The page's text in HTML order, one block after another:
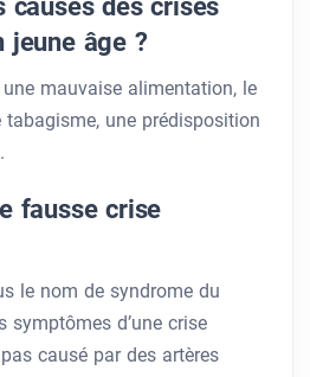
causes des crises
jeune âge ?
mauvaise alimentation, le
tabagisme, une prédisposition
fausse crise
le nom de syndrome du
d’une crise
causé par des artères